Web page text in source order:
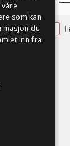
som kan
du
inn fra